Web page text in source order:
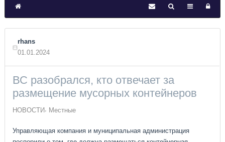
rhans
01.01.2024
ВС разобрался, кто отвечает за
размещение мусорных контейнеров
НОВОСТИ Местные
Управляющая компания и муниципальная администрация